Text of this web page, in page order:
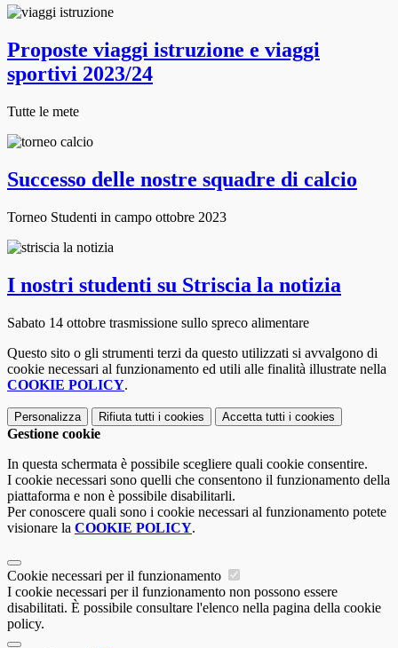
Proposte viaggi istruzione e viaggi
sportivi 2023/24
Tutte le mete
Successo delle nostre squadre di calcio
Torneo Studenti in campo ottobre 2023
I nostri studenti su Striscia la notizia
Sabato 14 ottobre trasmissione sullo spreco alimentare
Questo sito o gli strumenti terzi da questo utilizzati si avvalgono di
cookie necessari al funzionamento ed utili alle finalità illustrate nella
COOKIE POLICY.
Personalizza Rifiuta tutti i cookies Accetta tutti i cookies
Gestione cookie
In questa schermata è possibile scegliere quali cookie consentire.
I cookie necessari sono quelli che consentono il funzionamento della
piattaforma e non è possibile disabilitarli.
Per conoscere quali sono i cookie necessari al funzionamento potete
visionare la COOKIE POLICY.
Cookie necessari per il funzionamento
I cookie necessari per il funzionamento non possono essere
disabilitati. È possibile consultare l'elenco nella pagina della cookie
policy.